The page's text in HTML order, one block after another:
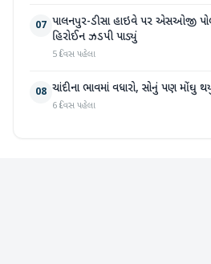
07 પાલનપુર-ડીસા હાઇવે પર એસઓજી
હિરોઈન ઝડપી પાડ્યું
5 દિવસ પહેલા
08 ચાંદીના ભાવમાં વધારો, સોનું પણ મોંઘુ
6 દિવસ પહેલા